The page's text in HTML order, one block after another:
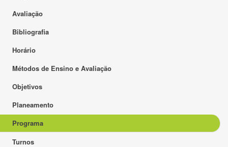
Avaliação
Bibliografia
Horário
Métodos de Ensino e Avaliação
Objetivos
Planeamento
Programa
Turnos